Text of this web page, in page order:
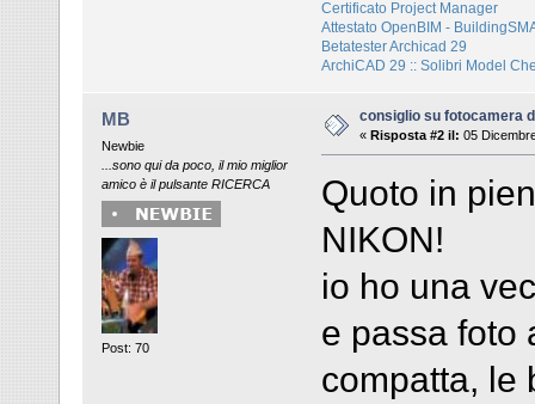
Certificato Project Manager
Attestato OpenBIM -
Betatester Archicad 29
ArchiCAD 29 :: Solibri Model
MB
Newbie
...sono qui da poco, il mio miglior
amico è il pulsante RICERCA
Post: 70
consiglio su fotocamera
« Risposta #2 il: 05
Quoto in
NIKON!
io ho una
e passa foto
compatta, le